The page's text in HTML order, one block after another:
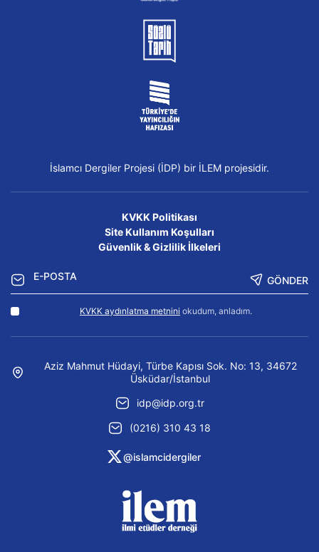
İslamcı Dergiler Projesi (İDP) bir İLEM projesidir.
KVKK Politikası
Site Kullanım Koşulları
Güvenlik & Gizlilik İlkeleri
GÖNDER
KVKK aydınlatma metnini okudum, anladım.
Aziz Mahmut Hüdayi, Türbe Kapısı Sok. No: 13, 34672
Üsküdar/İstanbul
idp@idp.org.tr
(0216) 310 43 18
@islamcidergiler